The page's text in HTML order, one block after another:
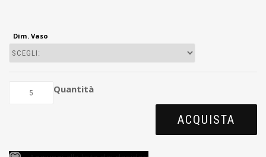
Dim. Vaso
Quantità
ACQUISTA